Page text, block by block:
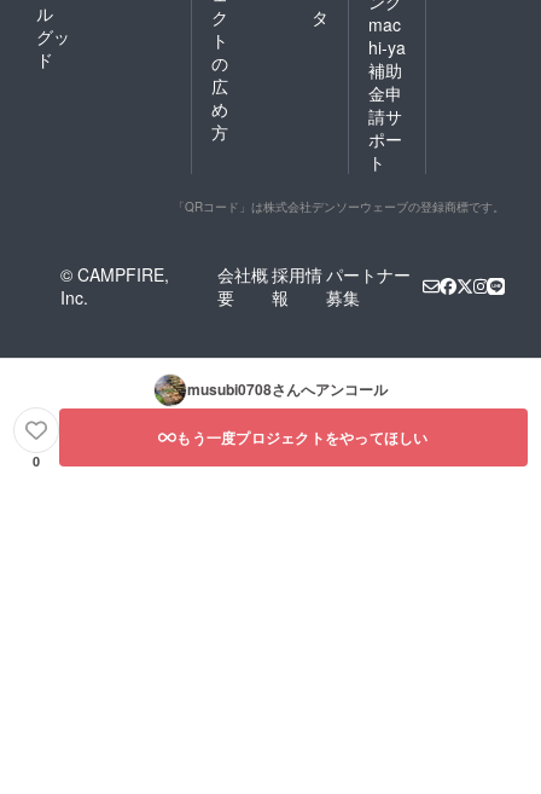
ル
グッ
ド
ク
ト
の
広
め
方
タ
mac
hi-ya
補助
金申
請サ
ポー
ト
「QRコード」は株式会社デンソーウェーブの登録商標です。
© CAMPFIRE,
Inc.
会社概
要
採用情
報
パートナー
募集
musubi0708さんへアンコール
0
もう一度プロジェクトをやってほしい